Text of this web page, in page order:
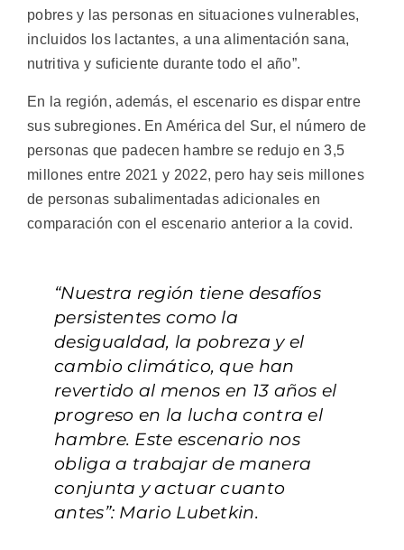
pobres y las personas en situaciones vulnerables,
incluidos los lactantes, a una alimentación sana,
nutritiva y suficiente durante todo el año”.
En la región, además, el escenario es dispar entre
sus subregiones. En América del Sur, el número de
personas que padecen hambre se redujo en 3,5
millones entre 2021 y 2022, pero hay seis millones
de personas subalimentadas adicionales en
comparación con el escenario anterior a la covid.
“Nuestra región tiene desafíos
persistentes como la
desigualdad, la pobreza y el
cambio climático, que han
revertido al menos en 13 años el
progreso en la lucha contra el
hambre. Este escenario nos
obliga a trabajar de manera
conjunta y actuar cuanto
antes”: Mario Lubetkin.